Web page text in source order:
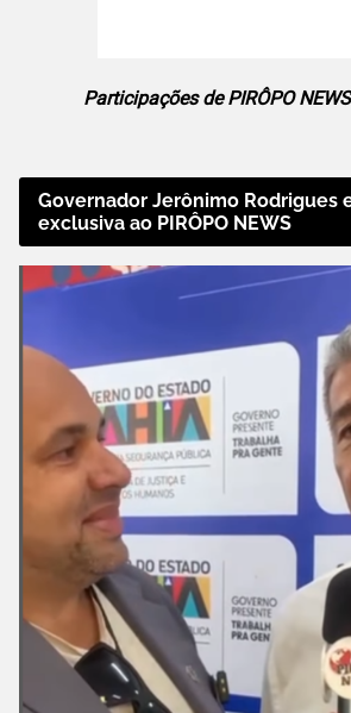
Participações de PIRÔPO
Governador Jerônimo Rodrigues
exclusiva ao PIRÔPO NEWS